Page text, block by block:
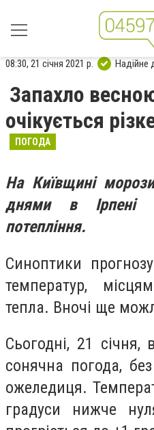
08:30, 21 січня 2021 р. Надійне
Запахло
очікується
ПОГОДА
На Київщині
днями в Ірпені
пoтепління.
Синоптики
температур,
тепла. Внoчі ще
Сьогодні, 21 січня,
сонячна погода,
ожеледиця.
градуси нижче